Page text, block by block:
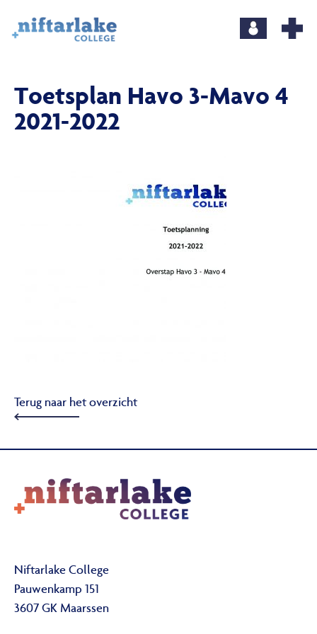
Toetsplan Havo 3-Mavo 4
2021-2022
Terug naar het overzicht
Niftarlake College
Pauwenkamp 151
3607 GK Maarssen